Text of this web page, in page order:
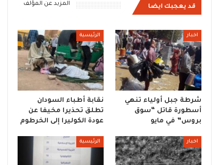
قد يعجبك ايضا المزيد عن المؤلف
اخبار
شرطة جبل أولياء تنهي
أسطورة قاتل “سوق
بروس” في مايو
الرئيسية
نقابة أطباء السودان
تطلق تحذيرا مخيفا عن
عودة الكوليرا إلى الخرطوم
اخبار الرئيسية